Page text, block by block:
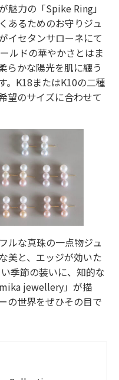
魅力の「Spike Ring」
あるためのお守りジュ
イセタンサローネにて
ルドの華やかさとはま
らかな陽光を肌に纏う
。K18またはK10の二種
望のサイズに合わせて
ルな真珠の一点物ジュ
美と、エッジが効いた
季節の装いに、知的な
jewellery」が描
の世界をぜひその目で